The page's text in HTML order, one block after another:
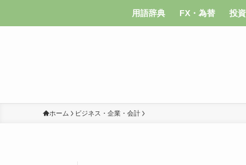
用語辞典 FX・為替 投
ホーム ビジネス・企業・会計